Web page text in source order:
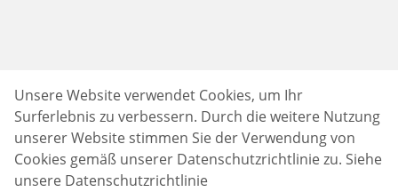
Unsere Website verwendet Cookies, um Ihr
Surferlebnis zu verbessern. Durch die weitere Nutzung
unserer Website stimmen Sie der Verwendung von
Cookies gemäß unserer Datenschutzrichtlinie zu. Siehe
unsere Datenschutzrichtlinie